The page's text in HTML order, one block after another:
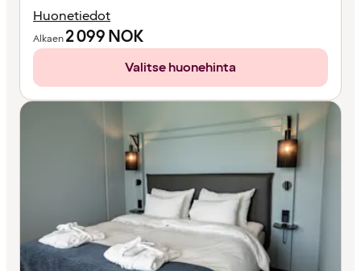
Huonetiedot
Alkaen2 099NOK
Valitse huonehinta